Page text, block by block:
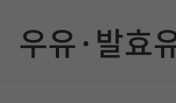
우유·발효